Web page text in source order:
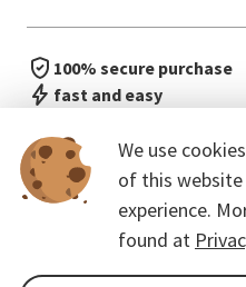
We use
of this
experience.
found at
100% secure purchase
fast and easy